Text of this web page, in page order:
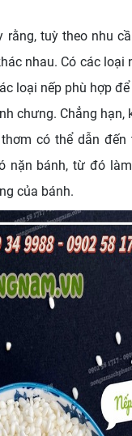
rằng, tuỳ theo nhu
nhau. Có các loại
loại nếp phù hợp
chưng. Chẳng hạn,
có thể dẫn đến
nặn bánh, từ đó
của bánh.